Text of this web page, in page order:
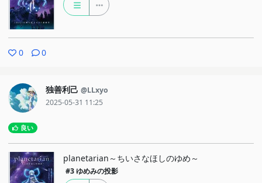
0 0
独善利己 @LLxyo
2025-05-31 11:25
良い
planetarian～ちいさなほしのゆめ～
#3 ゆめみの投影